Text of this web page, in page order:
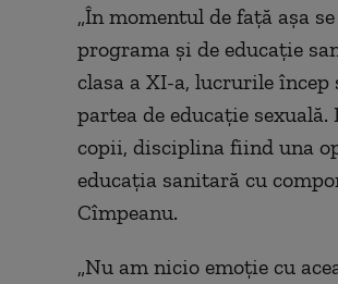
„În momentul de faţă aşa
programa şi de educaţie
clasa a XI-a, lucrurile încep
partea de educaţie
copii, disciplina fiind una
educaţia sanitară cu
Cîmpeanu.
„Nu am nicio emoţie cu